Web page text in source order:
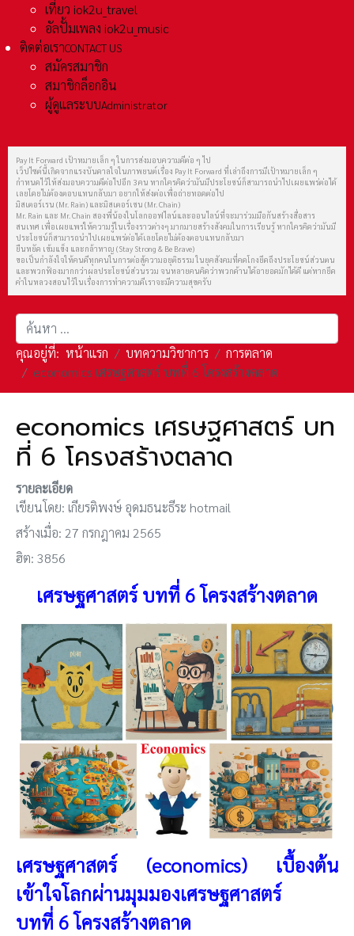
เที่ยว iok2u_travel
อัลปั้มเพลง iok2u_music
ติดต่อเราCONTACT US
สมัครสมาชิก
สมาชิกล็อกอิน
ผู้ดูแลระบบAdministrator
Pay It Forward เป้าหมายเล็ก ๆ ในการส่งมอบความดีต่อ ๆ ไป
เว็ปไซต์นี้เกิดจากแรงบันดาลใจในภาพยนต์เรื่อง Pay It Forward ที่เล่าถึงการมีเป้าหมายเล็ก ๆ
กำหนดไว้ให้ส่งมอบความดีต่อไปอีก 3 คน หากใครคิดว่ามันมีประโยชน์ก็สามารถนำไปเผยแพร่ต่อได้
เลยโดยไม่ต้องตอบแทนกลับมา อยากให้ส่งต่อเพื่อถ่ายทอดต่อไป
มิสเตอร์เรน (Mr. Rain) และมิสเตอร์เชน (Mr. Chain)
Mr. Rain และ Mr. Chain สองพี่น้องในโลกออฟไลน์และออนไลน์ที่จะมาร่วมมือกันสร้างสื่อสาร
สนเทศ เพื่อเผยแพร่ให้ความรู้ในเรื่องราวต่างๆ มากมายสร้างสังคมในการเรียนรู้ หากใครคิดว่ามันมี
ประโยชน์ก็สามารถนำไปเผยแพร่ต่อได้เลยโดยไม่ต้องตอบแทนกลับมา
ยืนหยัด เข้มแข็ง และกล้าหาญ (Stay Strong & Be Brave)
ขอเป็นกำลังใจให้คนดีทุกคนในการต่อสู้ความอยุติธรรม ในยุคสังคมที่คดโกงยึดถึงประโยชน์ส่วนตน
และพวกฟ้องมากกว่าผลประโยชน์ส่วนรวม จนหลายคนคิดว่าพวกด้านได้อายอดมักได้ดี แต่หากยึด
คำในหลวงสอนไว้ในเรื่องการทำความดีเราจะมีความสุขครับ
การค้นหา
คุณอยู่ที่: หน้าแรก บทความวิชาการ
การตลาด
economics เศรษฐศาสตร์ บทที่ 6 โครงสร้างตลาด
economics เศรษฐศาสตร์ บท
ที่ 6 โครงสร้างตลาด
รายละเอียด
เขียนโดย: เกียรติพงษ์ อุดมธนะธีระ hotmail
สร้างเมื่อ: 27 กรกฎาคม 2565
ฮิต: 3856
เศรษฐศาสตร์บทที่ 6 โครงสร้างตลาด
เศรษฐศาสตร์ (economics) เบื้องต้น
เข้าใจโลกผ่านมุมมองเศรษฐศาสตร์
บทที่ 6 โครงสร้างตลาด